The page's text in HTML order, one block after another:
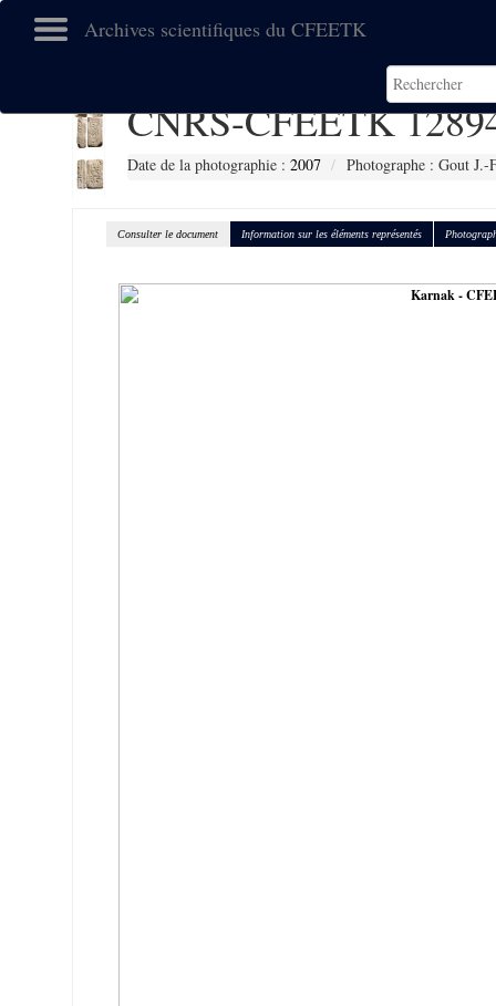
Archives scientifiques du CFEETK
CNRS-CFEETK
Date de la photographie : 2007 Photographe : Gout J.-
Consulter le document Information sur les éléments représentés